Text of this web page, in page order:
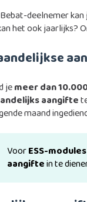
deelnemer
het ook jaarlijks?
jemeer dan
aangifte
maand
VoorESS-
aangiftein te